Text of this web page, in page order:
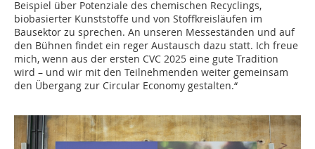
Beispiel über Potenziale des chemischen Recyclings,
biobasierter Kunststoffe und von Stoffkreisläufen im
Bausektor zu sprechen. An unseren Messeständen und auf
den Bühnen findet ein reger Austausch dazu statt. Ich freue
mich, wenn aus der ersten CVC 2025 eine gute Tradition
wird – und wir mit den Teilnehmenden weiter gemeinsam
den Übergang zur Circular Economy gestalten.“